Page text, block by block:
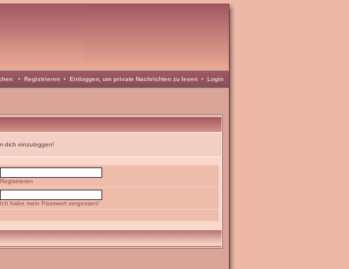
• Registrieren • Einloggen, um private Nachrichten zu lesen • Login
dich einzuloggen!
Registrieren
Ich habe mein Passwort vergessen!